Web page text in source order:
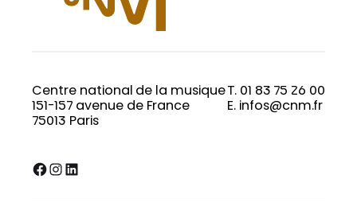
Centre national de la musique
151-157 avenue de France
75013 Paris
T. 01 83 75 26 00
E. infos@cnm.fr
Facebook InstagramLinkedIn